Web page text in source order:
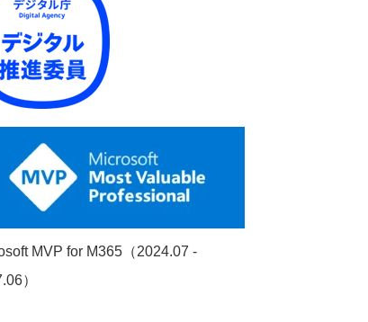
MVP for M365（2024.07 -
）